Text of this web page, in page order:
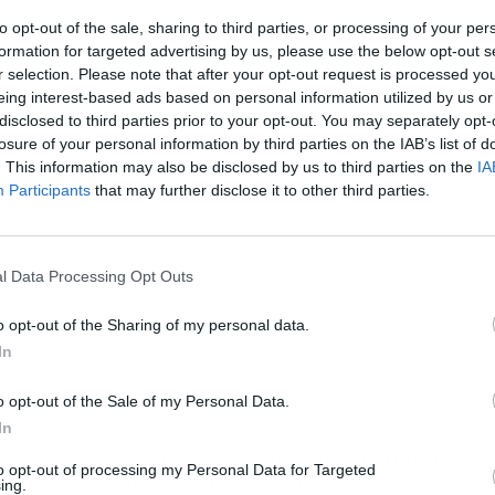
opt-out of the sale, sharing to third parties, or processing of your
for targeted advertising by us, please use the below opt-out
selection. Please note that after your opt-out request is processed
interest-based ads based on personal information utilized by us
to third parties prior to your opt-out. You may separately
of your personal information by third parties on the IAB’s list of
This information may also be disclosed by us to third parties on the
Participants that may further disclose it to other third parties.
Data Processing Opt Outs
opt-out of the Sharing of my personal data.
opt-out of the Sale of my Personal Data.
opt-out of processing my Personal Data for Targeted
(BSC) defiende que su AI Factory permitirá
más críticos de
y reforzar la